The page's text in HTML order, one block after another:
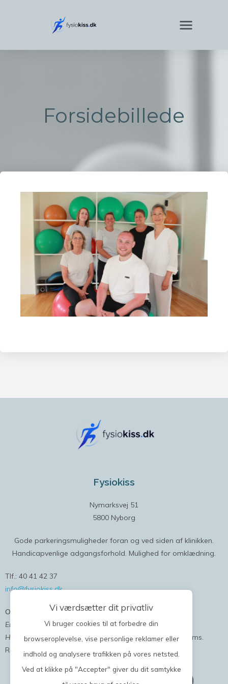
Forsidebillede
Fysiokiss
Nymarksvej 51
5800 Nyborg
Gode parkeringsmuligheder foran og ved siden af klinikken.
Handicapvenlige adgangsforhold. Mulighed for omklædning.
Tlf.: 40 41 42 37
info@fysiokiss.dk
Onlinebooking
Er du ny bruger; kan du oprette dig og bestille tid nu.
Har du været hos os allerede;vi sender dig en kode på sms.
Ring eller skriv gerne, hvis du ikke allerede har fået en.
Book online tider i klinikken her
Vi værdsætter dit privatliv
Vi bruger cookies til at forbedre din
browseroplevelse, vise personlige reklamer eller
indhold og analysere trafikken på vores netsted.
Ved at klikke på "Accepter" giver du dit samtykke